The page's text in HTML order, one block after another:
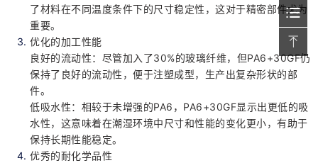
了材料在不同温度条件下的尺寸稳定性，这对于精密部件尤为
重要。
优化的加工性能
良好的流动性：尽管加入了30%的玻璃纤维，但PA6+30GF仍
保持了良好的流动性，便于注塑成型，生产出复杂形状的部
件。
低吸水性：相较于未增强的PA6，PA6+30GF显示出更低的吸
水性，这意味着在潮湿环境中尺寸和性能的变化更小，有助于
保持长期性能稳定。
优秀的耐化学品性